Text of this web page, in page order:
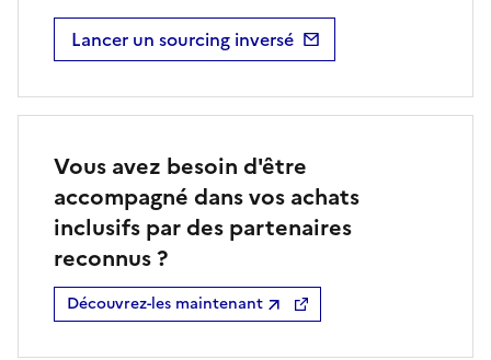
Lancer un sourcing inversé
Vous avez besoin d'être
accompagné dans vos achats
inclusifs par des partenaires
reconnus ?
Découvrez-les maintenant